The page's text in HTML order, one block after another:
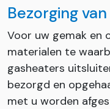
Bezorging
Voor uw gemak en
materialen te
gasheaters
bezorgd en
met u worden